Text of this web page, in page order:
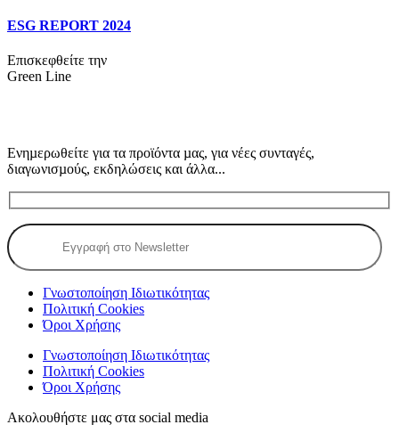
ESG REPORT 2024
Επισκεφθείτε την
Green Line
Ενηµερωθείτε για τα προϊόντα µας, για νέες συνταγές,
διαγωνισµούς, εκδηλώσεις και άλλα...
Γνωστοποίηση Ιδιωτικότητας
Πολιτική Cookies
Όροι Χρήσης
Γνωστοποίηση Ιδιωτικότητας
Πολιτική Cookies
Όροι Χρήσης
Ακολουθήστε μας στα social media